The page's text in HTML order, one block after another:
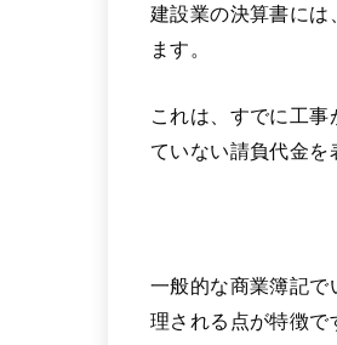
建設業の決算書には
ます。
これは、すでに工
ていない請負代金を
一般的な商業簿記で
理される点が特徴で